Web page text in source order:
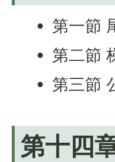
第一節
第二節
第三節
第十四